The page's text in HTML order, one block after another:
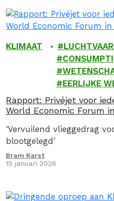
KLIMAAT
EERLIJKE
Rapport: Privéjet voor
World Economic Forum
‘Vervuilend vlieggedrag
blootgelegd’
Bram Karst
15 januari 2026